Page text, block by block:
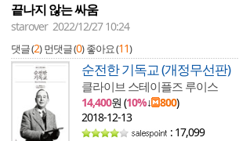
끝나지 않는 싸움
starover 2022/12/27 10:24
댓글 (2) 먼댓글 (0) 좋아요 (11)
순전한 기독교 (개정무선판)
클라이브 스테이플즈 루이스
14,400원 (10%↓ 800)
2018-12-13
: 17,099